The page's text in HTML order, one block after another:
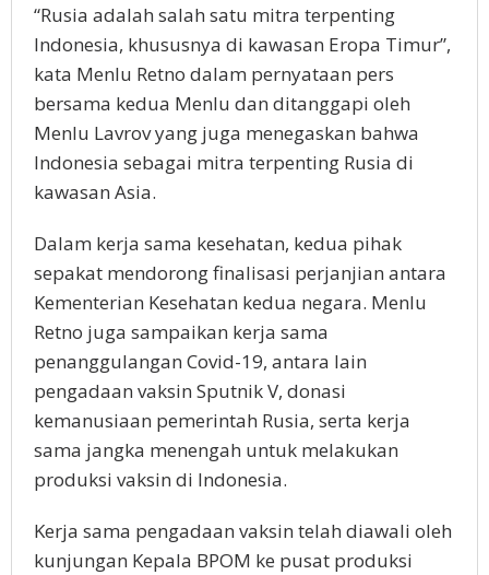
“Rusia adalah salah satu mitra terpenting
Indonesia, khususnya di kawasan Eropa Timur”,
kata Menlu Retno dalam pernyataan pers
bersama kedua Menlu dan ditanggapi oleh
Menlu Lavrov yang juga menegaskan bahwa
Indonesia sebagai mitra terpenting Rusia di
kawasan Asia.
Dalam kerja sama kesehatan, kedua pihak
sepakat mendorong finalisasi perjanjian antara
Kementerian Kesehatan kedua negara. Menlu
Retno juga sampaikan kerja sama
penanggulangan Covid-19, antara lain
pengadaan vaksin Sputnik V, donasi
kemanusiaan pemerintah Rusia, serta kerja
sama jangka menengah untuk melakukan
produksi vaksin di Indonesia.
Kerja sama pengadaan vaksin telah diawali oleh
kunjungan Kepala BPOM ke pusat produksi